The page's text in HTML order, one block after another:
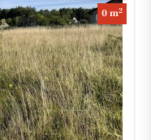
0 m2